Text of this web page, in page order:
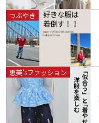
つぶやき
恵美'sファッション